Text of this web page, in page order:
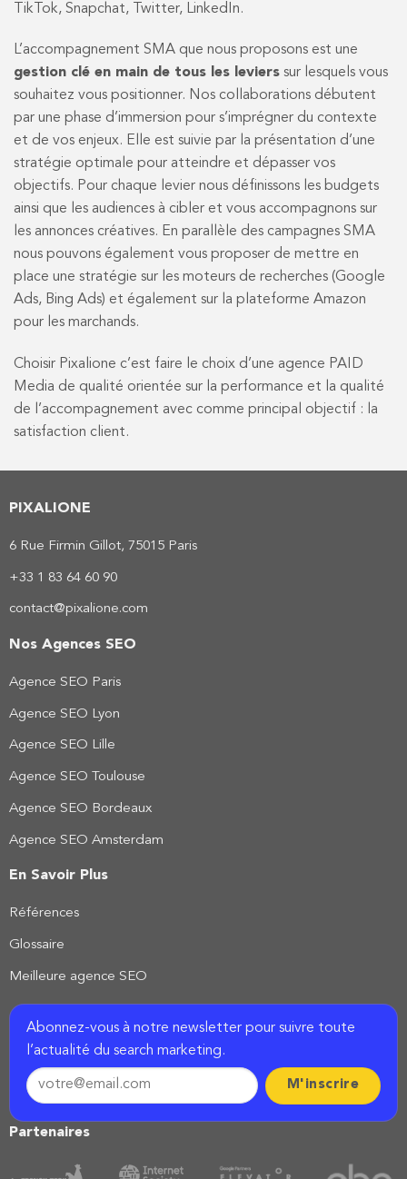
TikTok, Snapchat, Twitter, LinkedIn.
L’accompagnement SMA que nous proposons est une
gestion clé en main de tous les leviers sur lesquels vous
souhaitez vous positionner. Nos collaborations débutent
par une phase d’immersion pour s’imprégner du contexte
et de vos enjeux. Elle est suivie par la présentation d’une
stratégie optimale pour atteindre et dépasser vos
objectifs. Pour chaque levier nous définissons les budgets
ainsi que les audiences à cibler et vous accompagnons sur
les annonces créatives. En parallèle des campagnes SMA
nous pouvons également vous proposer de mettre en
place une stratégie sur les moteurs de recherches (Google
Ads, Bing Ads) et également sur la plateforme Amazon
pour les marchands.
Choisir Pixalione c’est faire le choix d’une agence PAID
Media de qualité orientée sur la performance et la qualité
de l’accompagnement avec comme principal objectif : la
satisfaction client.
PIXALIONE
6 Rue Firmin Gillot, 75015 Paris
+33 1 83 64 60 90
contact@pixalione.com
Nos Agences SEO
Agence SEO Paris
Agence SEO Lyon
Agence SEO Lille
Agence SEO Toulouse
Agence SEO Bordeaux
Agence SEO Amsterdam
En Savoir Plus
Références
Glossaire
Meilleure agence SEO
Abonnez-vous à notre newsletter pour suivre toute
l’actualité du search marketing.
Partenaires